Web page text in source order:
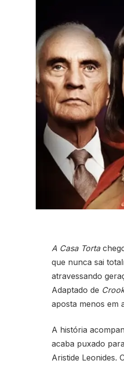
A Casa Torta
que nunca sai
atravessando
Adaptado de
aposta menos em
A história
acaba puxado
Aristide Leonides.